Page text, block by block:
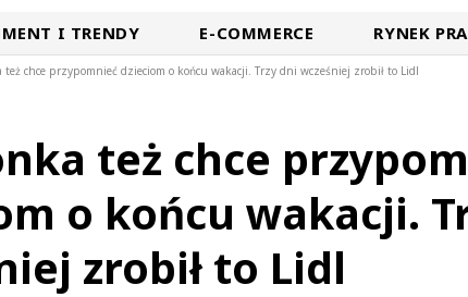
I TRENDY E-COMMERCE RYNEK
też chce przypomnieć dzieciom o końcu wakacji. Trzy dni wcześniej zrobił to Lidl
też chce
o końcu wakacji.
zrobił to Lidl